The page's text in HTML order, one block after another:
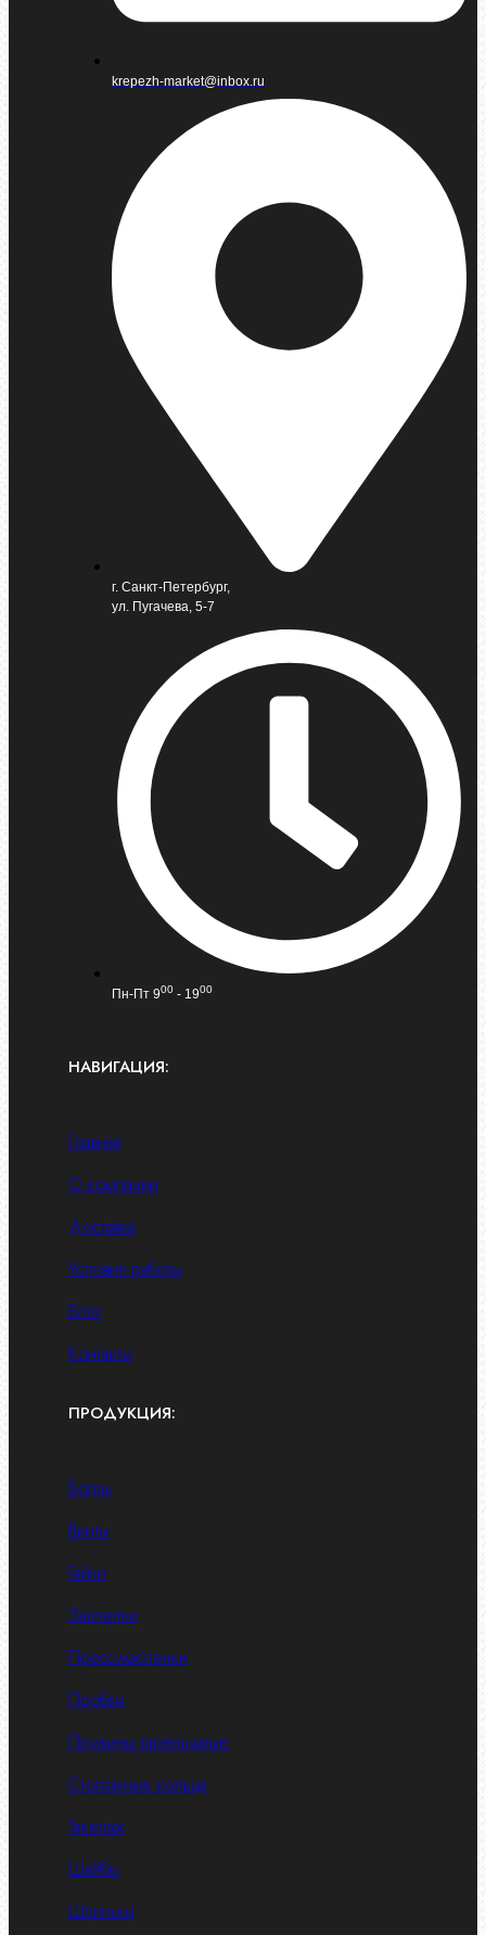
krepezh-market@inbox.ru
г. Санкт-Петербург,
ул. Пугачева, 5-7
Пн-Пт 900 - 1900
НАВИГАЦИЯ:
Главная
О компании
Доставка
Условия работы
Блог
Контакты
ПРОДУКЦИЯ:
Болты
Винты
Гайки
Заклепки
Пресс-масленки
Пробки
Пружины тарельчатые
Стопорные кольца
Такелаж
Шайбы
Шпильки